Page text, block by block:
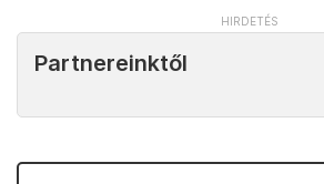
Partnereinktől